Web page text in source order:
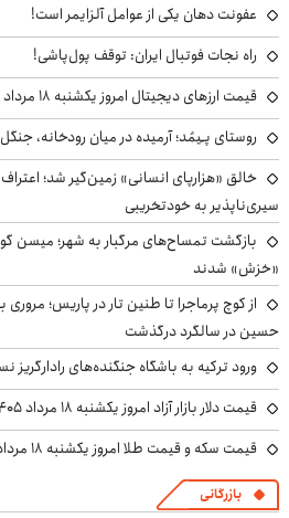
عفونت دهان یکی از عوامل آلزایمر است!
راه نجات فوتبال ایران: توقف پول‌پاشی!
قیمت ارزهای دیجیتال امروز یکشنبه ۱۸ مرداد ۱۴۰۵
روستای پـِیمُد؛ آرمیده در میان رودخانه،
خالق «هزارپای انسانی» زمین‌گیر شد؛
سیری‌ناپذیر به خودتخریبی
بازگشت تمساح‌های مرگبار به شهر؛ میسن
«خزش» شدند
از کوچ‌ پرماجرا تا طنین تار در پاریس؛ مروری
حسین در سالگرد درگذشت
ورود ترکیه به باشگاه جنگنده‌های
قیمت دلار بازار آزاد امروز یکشنبه ۱۸ مرداد ۱۴۰۵ +جدول
قیمت سکه و قیمت طلا امروز یکشنبه ۱۸ مرداد ۱۴۰۵ + جدول
بازرگانی